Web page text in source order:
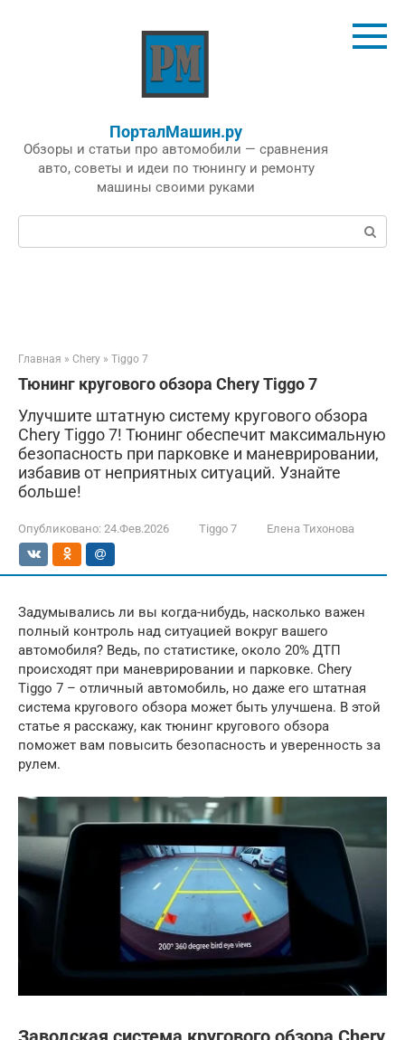
ПорталМашин.ру
Обзоры и статьи про автомобили — сравнения
авто, советы и идеи по тюнингу и ремонту
машины своими руками
Поиск:
Главная » Chery » Tiggo 7
Тюнинг кругового обзора Chery Tiggo 7
Улучшите штатную систему кругового обзора
Chery Tiggo 7! Тюнинг обеспечит максимальную
безопасность при парковке и маневрировании,
избавив от неприятных ситуаций. Узнайте
больше!
Опубликовано: 24.Фев.2026 Tiggo 7 Елена Тихонова
Задумывались ли вы когда-нибудь, насколько важен
полный контроль над ситуацией вокруг вашего
автомобиля? Ведь, по статистике, около 20% ДТП
происходят при маневрировании и парковке. Chery
Tiggo 7 – отличный автомобиль, но даже его штатная
система кругового обзора может быть улучшена. В этой
статье я расскажу, как тюнинг кругового обзора
поможет вам повысить безопасность и уверенность за
рулем.